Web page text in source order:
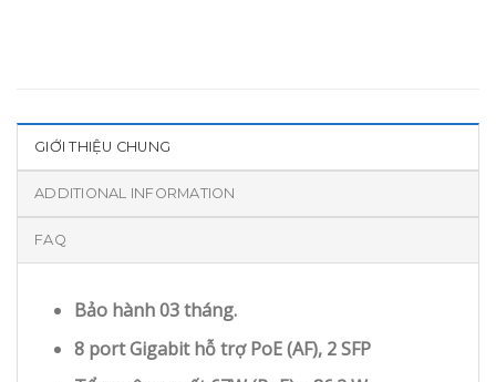
GIỚI THIỆU CHUNG
ADDITIONAL INFORMATION
FAQ
Bảo hành 03 tháng.
8 port Gigabit hỗ trợ PoE (AF), 2 SFP